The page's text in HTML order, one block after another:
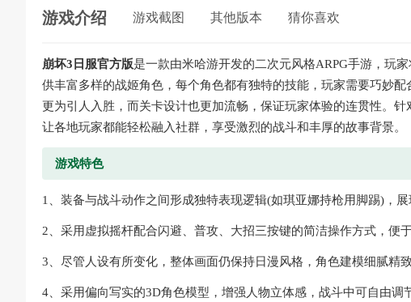
游戏介绍 游戏截图 其他版本 猜你喜欢
崩坏3日服官方版是一款由米哈游开发的二次元风格ARPG手游，玩
供丰富多样的战姬角色，每个角色都有独特的技能，玩家需要巧妙
更为引人入胜，而关卡设计也更加流畅，保证玩家体验的连贯性。
让各地玩家都能轻松融入社群，享受激烈的战斗和丰厚的故事背景。
游戏特色
1、装备与战斗动作之间形成独特表现逻辑(如琪亚娜持枪用脚踢)，展
2、采用虚拟摇杆配合闪避、普攻、大招三按键的简洁操作方式，便
3、尽管人设有所变化，整体画面仍保持日漫风格，角色建模细腻精致
4、采用偏向写实的3D角色模型，增强人物立体感，战斗中可自由调